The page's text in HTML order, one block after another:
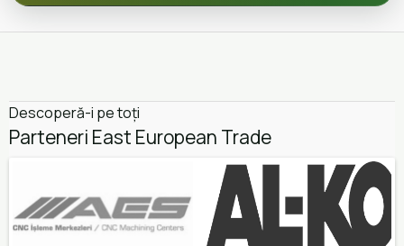
Descoperă-i pe toți
Parteneri East European Trade